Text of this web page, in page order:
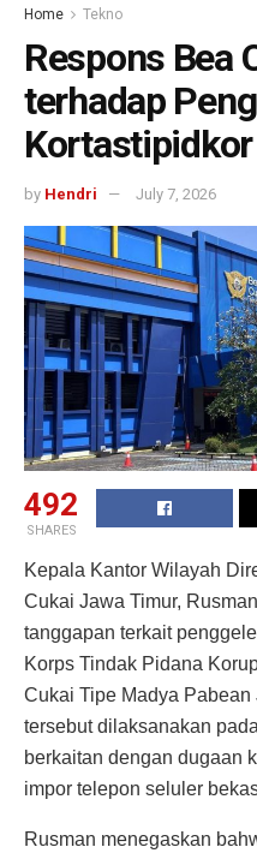
Home Tekno
Respons Bea
terhadap
by Hendri July 7, 2026
492
SHARES
Kepala Kantor Wilayah
Cukai Jawa Timur,
tanggapan terkait
Korps Tindak Pidana
Cukai Tipe Madya
tersebut dilaksanakan
berkaitan dengan dugaan
impor telepon seluler
Rusman menegaskan